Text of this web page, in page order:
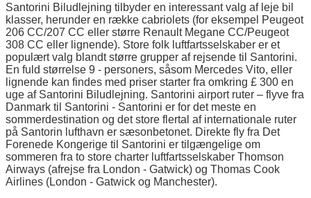
Santorini Biludlejning tilbyder en interessant valg af leje bil
klasser, herunder en række cabriolets (for eksempel Peugeot
206 CC/207 CC eller større Renault Megane CC/Peugeot
308 CC eller lignende). Store folk luftfartsselskaber er et
populært valg blandt større grupper af rejsende til Santorini.
En fuld størrelse 9 - personers, såsom Mercedes Vito, eller
lignende kan findes med priser starter fra omkring £ 300 en
uge af Santorini Biludlejning. Santorini airport ruter – flyve fra
Danmark til Santorini - Santorini er for det meste en
sommerdestination og det store flertal af internationale ruter
på Santorin lufthavn er sæsonbetonet. Direkte fly fra Det
Forenede Kongerige til Santorini er tilgængelige om
sommeren fra to store charter luftfartsselskaber Thomson
Airways (afrejse fra London - Gatwick) og Thomas Cook
Airlines (London - Gatwick og Manchester).